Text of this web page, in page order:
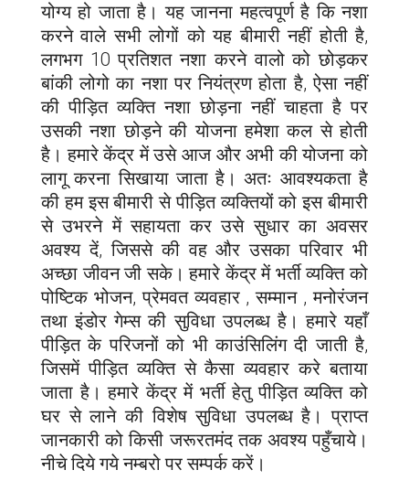
योग्य हो जाता है। यह जानना महत्वपूर्ण है कि नशा
करने वाले सभी लोगों को यह बीमारी नहीं होती है,
लगभग 10 प्रतिशत नशा करने वालो को छोड़कर
बांकी लोगो का नशा पर नियंत्रण होता है, ऐसा नहीं
की पीड़ित व्यक्ति नशा छोड़ना नहीं चाहता है पर
उसकी नशा छोड़ने की योजना हमेशा कल से होती
है। हमारे केंद्र में उसे आज और अभी की योजना को
लागू करना सिखाया जाता है। अतः आवश्यकता है
की हम इस बीमारी से पीड़ित व्यक्तियों को इस बीमारी
से उभरने में सहायता कर उसे सुधार का अवसर
अवश्य दें, जिससे की वह और उसका परिवार भी
अच्छा जीवन जी सके। हमारे केंद्र में भर्ती व्यक्ति को
पोष्टिक भोजन, प्रेमवत व्यवहार , सम्मान , मनोरंजन
तथा इंडोर गेम्स की सुविधा उपलब्ध है। हमारे यहाँ
पीड़ित के परिजनों को भी काउंसिलिंग दी जाती है,
जिसमें पीड़ित व्यक्ति से कैसा व्यवहार करे बताया
जाता है। हमारे केंद्र में भर्ती हेतु पीड़ित व्यक्ति को
घर से लाने की विशेष सुविधा उपलब्ध है। प्राप्त
जानकारी को किसी जरूरतमंद तक अवश्य पहुँचाये।
नीचे दिये गये नम्बरो पर सम्पर्क करें।